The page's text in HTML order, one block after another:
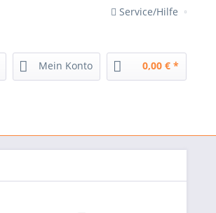
Service/Hilfe
Mein Konto 0,00 € *